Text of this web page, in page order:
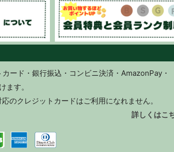
ード・銀行振込・コンビニ決済・AmazonPay・
ます。
のクレジットカードはご利用になれません。
詳しくはこ